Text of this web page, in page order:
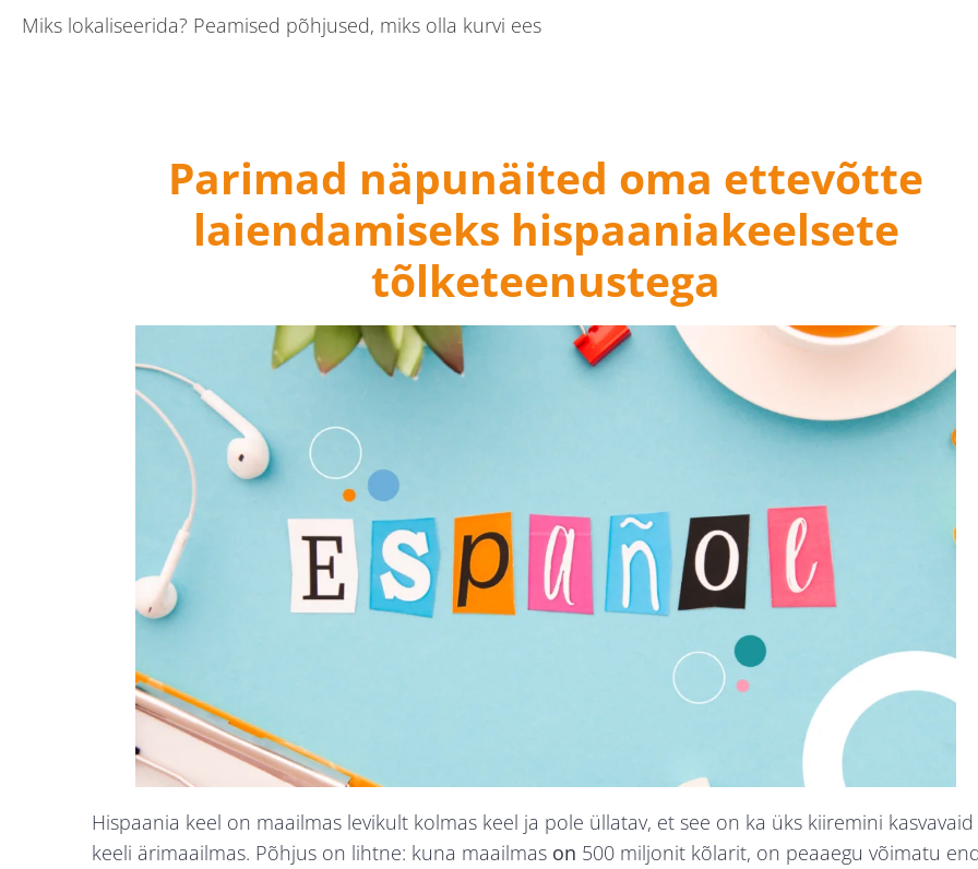
Miks lokaliseerida? Peamised põhjused, miks olla kurvi ees
#1 Veebisaidi lokaliseerimine
#2 Sotsiaalmeedia ja ajaveebi tõlketeenused
#3 Dokumendi tõlge
Kokkuvõte: näpunäited hispaaniakeelsete tõlketeenuste parimaks kasutamiseks
Parimad näpunäited oma ettevõtte
laiendamiseks hispaaniakeelsete
tõlketeenustega
Hispaania keel on maailmas levikult kolmas keel ja pole üllatav, et see on ka üks kiiremini kasvavaid
keeli ärimaailmas. Põhjus on lihtne: kuna maailmas on 500 miljonit kõlarit, on peaaegu võimatu